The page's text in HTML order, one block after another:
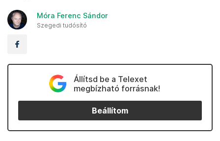
Móra Ferenc Sándor
Szegedi tudósító
Állítsd be a Telexet
megbízható forrásnak!
Beállítom